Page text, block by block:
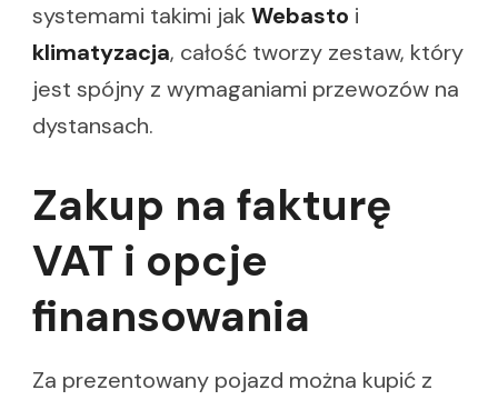
systemami takimi jakWebasto i
klimatyzacja, całość tworzy zestaw, który
jest spójny z wymaganiami przewozów na
dystansach.
Zakup na fakturę
VAT i opcje
finansowania
Za prezentowany pojazd można kupić z